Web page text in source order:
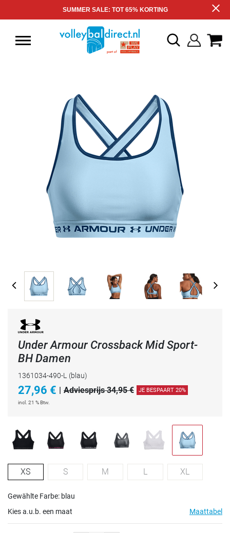
SUMMER SALE: TOT 65% KORTING
Under Armour Crossback Mid Sport-
BH Damen
1361034-490-L (blau)
27,96 € | Adviesprijs 34,95 € JE BESPAART 20%
incl. 21 % Btw.
XS S M L XL
Gewählte Farbe: blau
Kies a.u.b. een maat
Maattabel